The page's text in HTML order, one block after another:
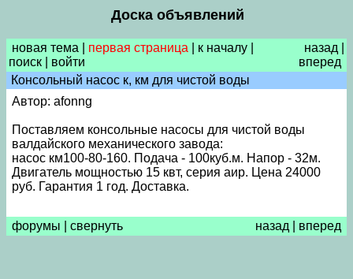
Доска объявлений
новая тема первая страница к началу
поиск
войти
назад
вперед
Консольный насос к, км для чистой воды
Автор: afonng
Поставляем консольные насосы для чистой воды
валдайского механического завода:
насос км100-80-160. Подача - 100куб.м. Напор - 32м.
Двигатель мощностью 15 квт, серия аир. Цена 24000
руб. Гарантия 1 год. Доставка.
форумы свернуть назад вперед